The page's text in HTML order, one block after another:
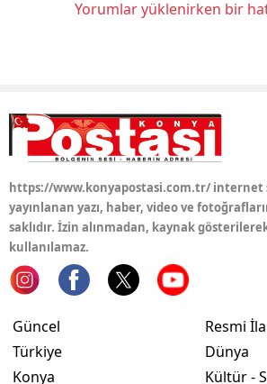
Yorumlar yüklenirken bir
https://www.konyapostasi.com.tr/ internet
yayınlanan yazı, haber, video ve
saklıdır. İzin alınmadan, kaynak
kullanılamaz.
Güncel
Türkiye
Konya
Resmi
Dünya
Kültür -